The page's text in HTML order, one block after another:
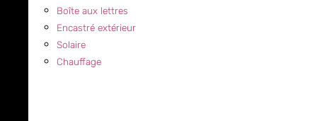
Boîte aux lettres
Encastré extérieur
Solaire
Chauffage